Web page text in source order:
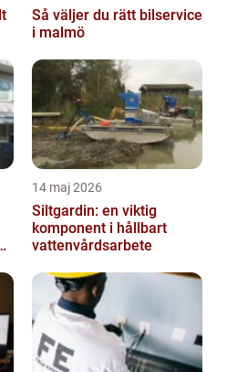
Så väljer du rätt bilservice
i malmö
14 maj 2026
Siltgardin: en viktig
komponent i hållbart
vattenvårdsarbete